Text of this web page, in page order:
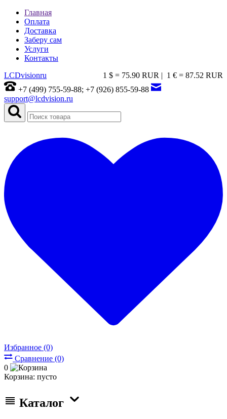
Главная
Оплата
Доставка
Заберу сам
Услуги
Контакты
1 € = 87.52 RUR
1 $ = 75.90 RUR |
LCDvisionru
+7 (499) 755-59-88; +7 (926) 855-59-88
support@lcdvision.ru
Избранное (0)
Сравнение (0)
0
Корзина: пусто
Каталог